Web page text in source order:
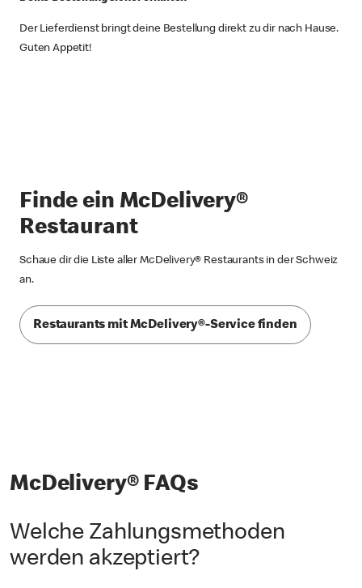
Der Lieferdienst bringt deine Bestellung direkt zu dir nach Hause.
Guten Appetit!
Finde ein McDelivery®
Restaurant
Schaue dir die Liste aller McDelivery® Restaurants in der Schweiz
an.
Restaurants mit McDelivery®-Service finden
McDelivery® FAQs
Welche Zahlungsmethoden
werden akzeptiert?